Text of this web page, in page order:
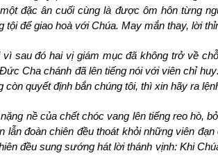
đặc ân cuối cùng là được ôm hôn từng
để giao hoà với Chúa. May mắn thay, lời
sau đó hai vị giám mục đã không trở về
Cha chánh đã lên tiếng nói với viên chỉ
còn quyết định bắn chúng tôi, thì xin hãy ra
nề của chết chóc vang lên tiếng reo hò,
lẫn đoàn chiên đều thoát khỏi những viên
đều sung sướng hát lời thánh vịnh: Khi